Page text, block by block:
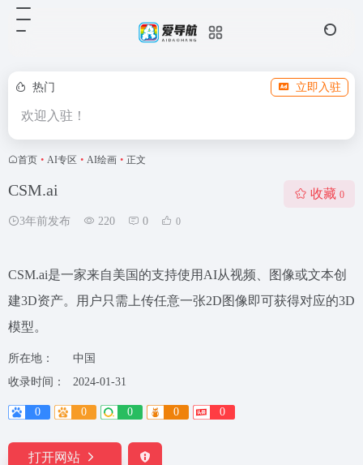
热门 立即入驻
欢迎入驻！
首页 • AI专区 • AI绘画 • 正文
CSM.ai
3年前发布 220 0 0
收藏 0
CSM.ai是一家来自美国的支持使用AI从视频、图像或文本创
建3D资产。用户只需上传任意一张2D图像即可获得对应的3D
模型。
所在地：
中国
收录时间：
2024-01-31
0 0 0 0 0
打开网站